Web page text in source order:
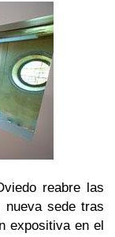
reabre las
nueva sede tras
expositiva en el